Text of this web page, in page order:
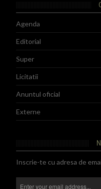
Agenda
Editorial
Super
Licitatii
Anuntul oficial
Externe
Inscrie-te cu adresa de